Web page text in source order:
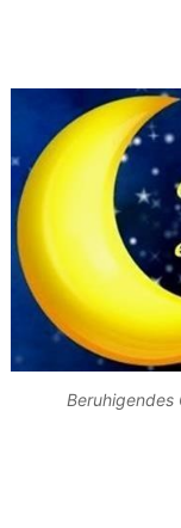
Beruhigendes